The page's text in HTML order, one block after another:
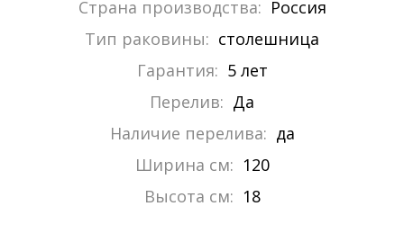
Страна производства: Россия
Тип раковины: столешница
Гарантия: 5 лет
Перелив: Да
Наличие перелива: да
Ширина см: 120
Высота см: 18